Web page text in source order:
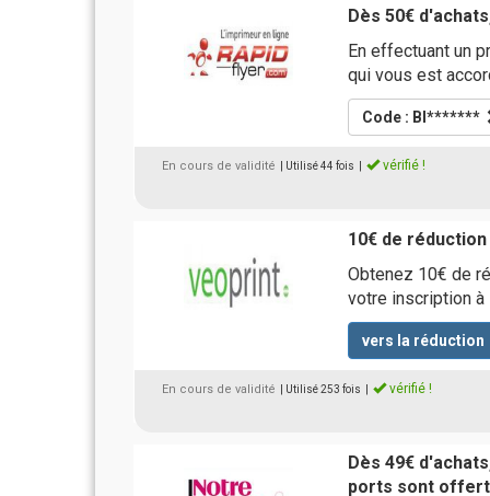
Dès 50€
En effectuant un
qui vous est
Code : BI*******
En cours de validité | Utilisé 44 fois vérifié !
10€ de réduction
Obtenez 10€ de
votre inscription
vers la réduction
En cours de validité | Utilisé 253 fois vérifié !
Dès 49€
ports sont